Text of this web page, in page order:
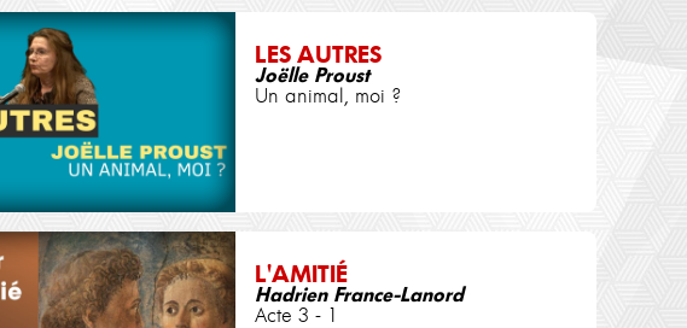
LES AUTRES
Joëlle Proust
Un animal, moi ?
L'AMITIÉ
Hadrien France-Lanord
Acte 3 - 1